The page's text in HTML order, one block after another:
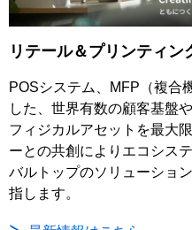
リテール＆プリンティン
POSシステム、MFP（複合
した、世界有数の顧客基盤
フィジカルアセットを最大
ーとの共創によりエコシス
バルトップのソリューショ
指します。